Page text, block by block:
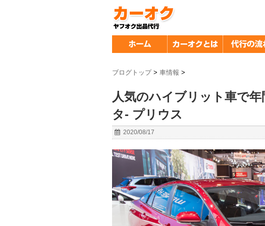
ブログトップ > 車情報 >
人気のハイブリット車で
タ- プリウス
2020/08/17